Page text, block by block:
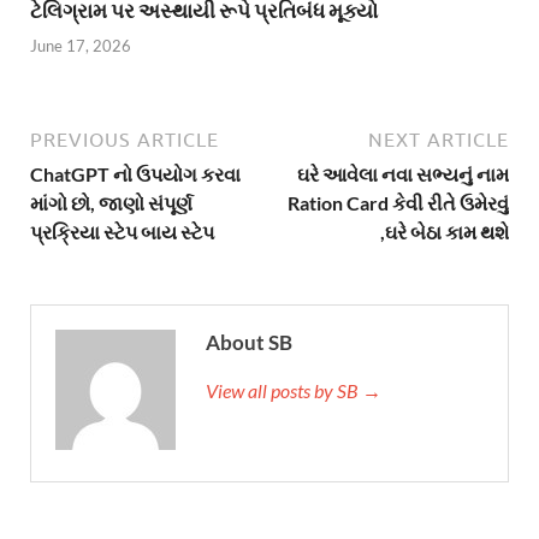
ટેલિગ્રામ પર અસ્થાયી રૂપે પ્રતિબંધ મૂક્યો
June 17, 2026
PREVIOUS ARTICLE
ChatGPT નો ઉપયોગ કરવા
માંગો છો, જાણો સંપૂર્ણ
પ્રક્રિયા સ્ટેપ બાય સ્ટેપ
NEXT ARTICLE
ઘરે આવેલા નવા સભ્યનું નામ
Ration Card કેવી રીતે ઉમેરવું
,ઘરે બેઠા કામ થશે
About SB
View all posts by SB →